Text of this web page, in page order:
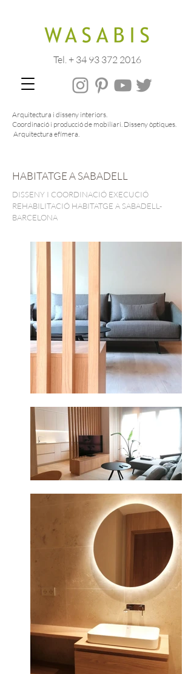
Arquitectura i disseny interiors.
Coordinació i producció de mobiliari. Disseny òptiques.
Arquitectura efímera.
Tel. + 34 93 372 2016
HABITATGE A SABADELL
DISSENY I COORDINACIÓ EXECUCIÓ
REHABILITACIÓ HABITATGE A SABADELL-
BARCELONA